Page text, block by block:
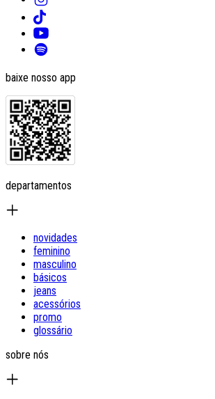
baixe nosso app
departamentos
novidades
feminino
masculino
básicos
jeans
acessórios
promo
glossário
sobre nós